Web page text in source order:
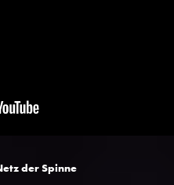
der Spinne